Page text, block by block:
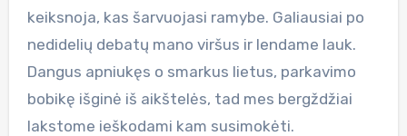
keiksnoja, kas šarvuojasi ramybe. Galiausiai po
nedidelių debatų mano viršus ir lendame lauk.
Dangus apniukęs o smarkus lietus, parkavimo
bobikę išginė iš aikštelės, tad mes bergždžiai
lakstome ieškodami kam susimokėti.